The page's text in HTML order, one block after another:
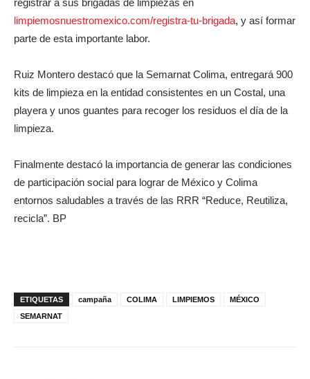
limpiemosnuestromexico.com/registra-tu-brigada, y así formar
parte de esta importante labor.
Ruiz Montero destacó que la Semarnat Colima, entregará 900
kits de limpieza en la entidad consistentes en un Costal, una
playera y unos guantes para recoger los residuos el día de la
limpieza.
Finalmente destacó la importancia de generar las condiciones
de participación social para lograr de México y Colima
entornos saludables a través de las RRR “Reduce, Reutiliza,
recicla”. BP
ETIQUETAS campaña COLIMA LIMPIEMOS
MÉXICO
SEMARNAT